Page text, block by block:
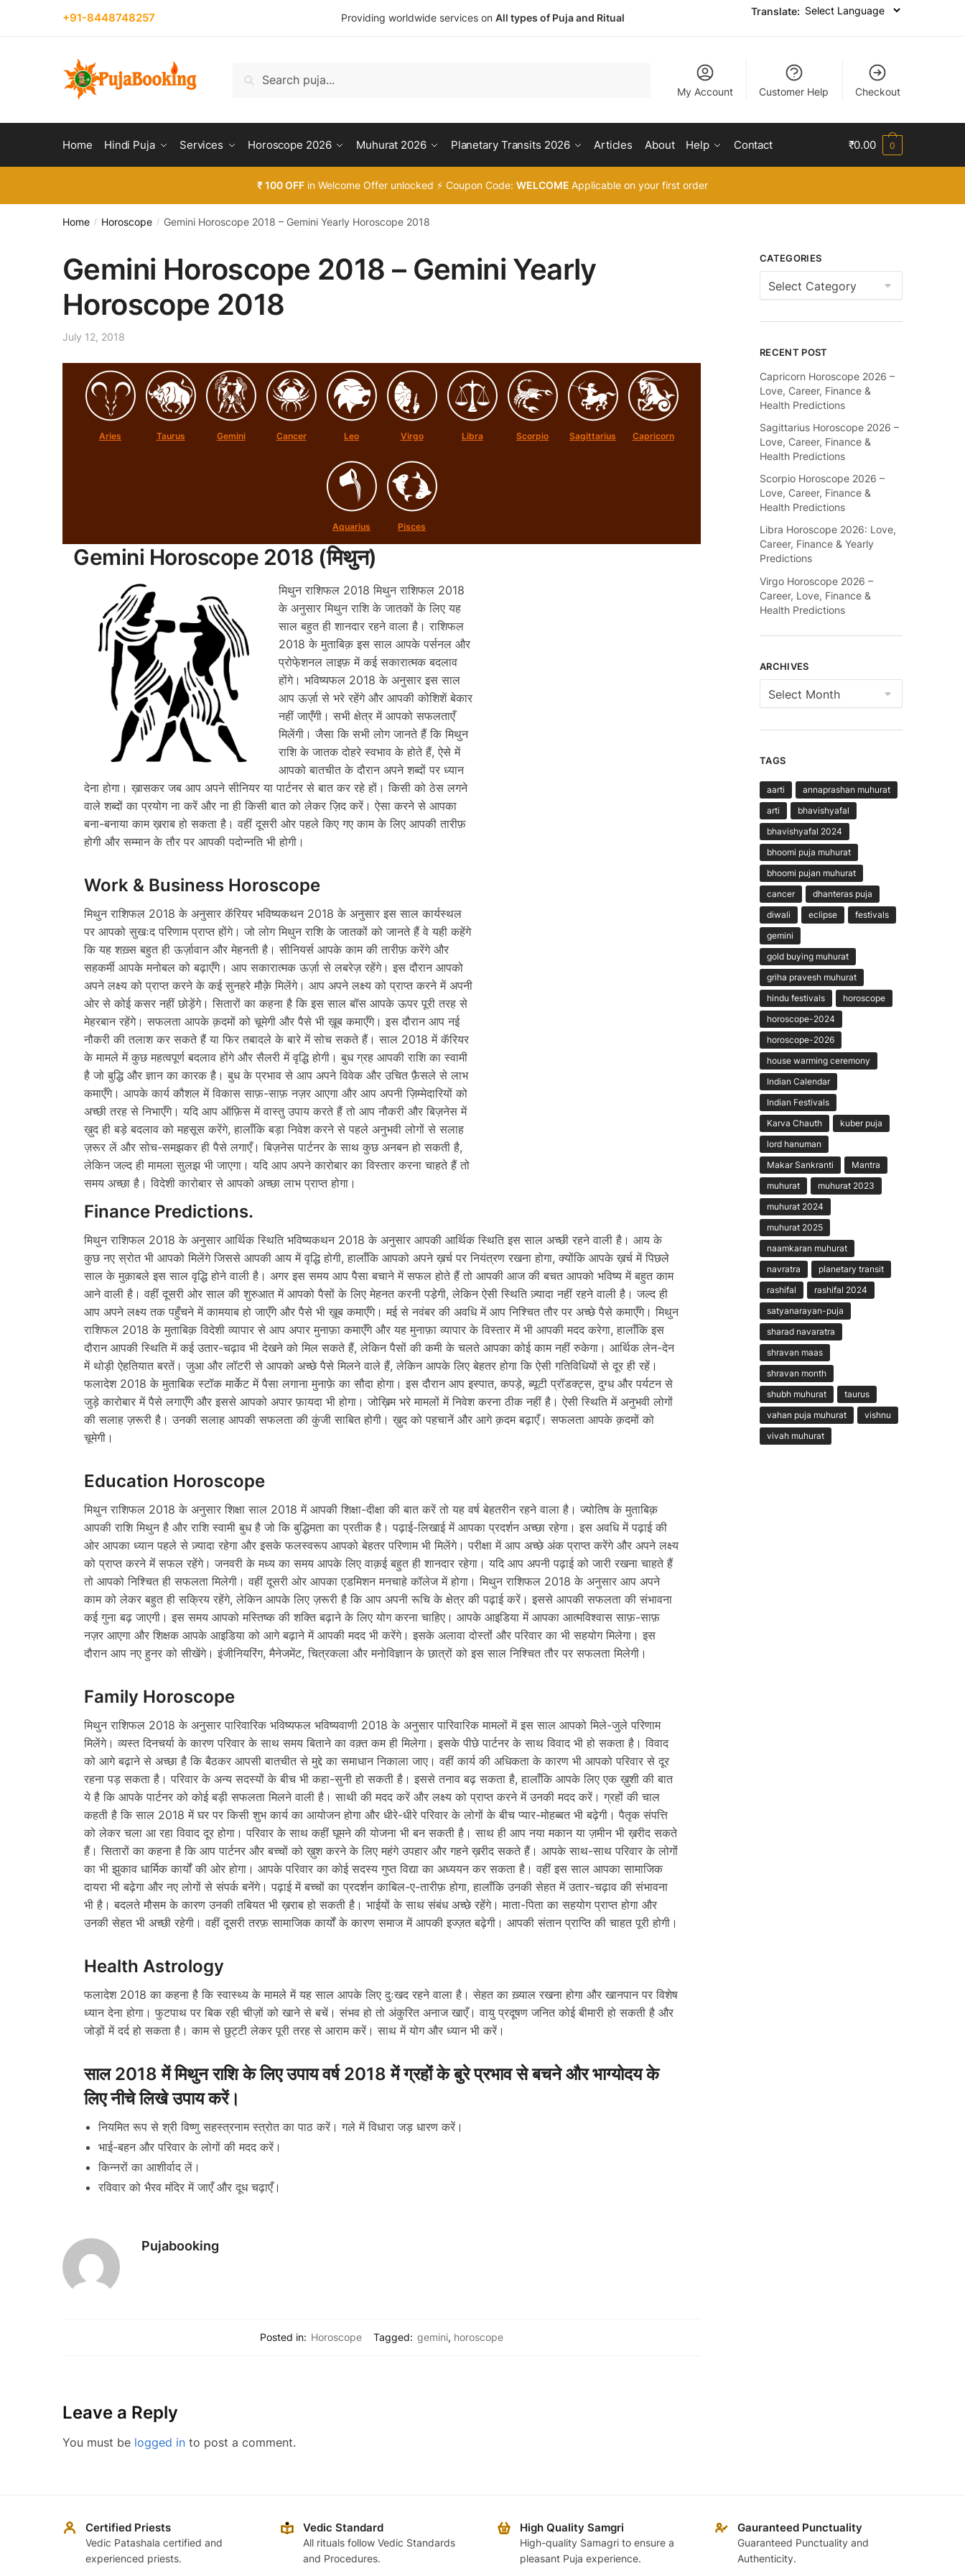
+91-8448748257 Providing worldwide services on All types of Puja and Ritual
Translate:
Search
My Account Customer Help Checkout
Home Hindi Puja Services Horoscope 2026 Muhurat 2026 Planetary Transits 2026 Articles About Help Contact ₹0.00 0
₹ 100 OFF in Welcome Offer unlocked ⚡ Coupon Code: WELCOME Applicable on your first order
Home / Horoscope / Gemini Horoscope 2018 – Gemini Yearly Horoscope 2018
Gemini Horoscope 2018 – Gemini Yearly
Horoscope 2018
July 12, 2018
Aries Taurus Gemini Cancer Leo Virgo Libra Scorpio Sagittarius Capricorn
Aquarius Pisces
Gemini Horoscope 2018 (मिथुन)
मिथुन राशिफल 2018 मिथुन राशिफल 2018
के अनुसार मिथुन राशि के जातकों के लिए यह
साल बहुत ही शानदार रहने वाला है। राशिफल
2018 के मुताबिक़ इस साल आपके पर्सनल और
प्रोफे़शनल लाइफ़ में कई सकारात्मक बदलाव
होंगे। भविष्यफल 2018 के अनुसार इस साल
आप ऊर्ज़ा से भरे रहेंगे और आपकी कोशिशें बेकार
नहीं जाएँगी। सभी क्षेत्र में आपको सफलताएँ
मिलेंगी। जैसा कि सभी लोग जानते हैं कि मिथुन
राशि के जातक दोहरे स्वभाव के होते हैं, ऐसे में
आपको बातचीत के दौरान अपने शब्दों पर ध्यान
देना होगा। ख़ासकर जब आप अपने सीनियर या पार्टनर से बात कर रहे हों। किसी को ठेस लगने
वाले शब्दों का प्रयोग ना करें और ना ही किसी बात को लेकर ज़िद करें। ऐसा करने से आपका
बना-बनाया काम ख़राब हो सकता है। वहीं दूसरी ओर पहले किए गए काम के लिए आपकी तारीफ़
होगी और सम्मान के तौर पर आपकी पदोन्नति भी होगी।
Work & Business Horoscope
मिथुन राशिफल 2018 के अनुसार कॅरियर भविष्यकथन 2018 के अनुसार इस साल कार्यस्थल
पर आपको सुखःद परिणाम प्राप्त होंगे। जो लोग मिथुन राशि के जातकों को जानते हैं वे यही कहेंगे
कि यह शख़्स बहुत ही ऊर्ज़ावान और मेहनती है। सीनियर्स आपके काम की तारीफ़ करेंगे और
सहकर्मी आपके मनोबल को बढ़ाएँगे। आप सकारात्मक ऊर्ज़ा से लबरेज़ रहेंगे। इस दौरान आपको
अपने लक्ष्य को प्राप्त करने के कई सुनहरे मौक़े मिलेंगे। आप अपने लक्ष्य को प्राप्त करने में अपनी
ओर से कोई कसर नहीं छोड़ेंगे। सितारों का कहना है कि इस साल बॉस आपके ऊपर पूरी तरह से
मेहरबान रहेंगे। सफलता आपके क़दमों को चूमेगी और पैसे भी ख़ूब कमाएँगे। इस दौरान आप नई
नौकरी की तलाश कर सकते हैं या फिर तबादले के बारे में सोच सकते हैं। साल 2018 में कॅरियर
के मामले में कुछ महत्वपूर्ण बदलाव होंगे और सैलरी में वृद्धि होगी। बुध ग्रह आपकी राशि का स्वामी
है जो बुद्धि और ज्ञान का कारक है। बुध के प्रभाव से आप अपने विवेक और उचित फ़ैसले से लाभ
कमाएँगे। आपके कार्य कौशल में विकास साफ़-साफ़ नज़र आएगा और आप अपनी ज़िम्मेदारियों को
अच्छी तरह से निभाएँगे। यदि आप ऑफ़िस में वास्तु उपाय करते हैं तो आप नौकरी और बिज़नेस में
ख़ुद ही बड़े बदलाव को महसूस करेंगे, हालाँकि बड़ा निवेश करने से पहले अनुभवी लोगों से सलाह
ज़रूर लें और सोच-समझकर ही पैसे लगाएँ। बिज़नेस पार्टनर के साथ कुछ अनबन हो सकती है,
लेकिन जल्द ही मामला सुलझ भी जाएगा। यदि आप अपने कारोबार का विस्तार करना चाहते हैं तो
समय अच्छा है। विदेशी कारोबार से आपको अच्छा लाभ प्राप्त होगा।
Finance Predictions.
मिथुन राशिफल 2018 के अनुसार आर्थिक स्थिति भविष्यकथन 2018 के अनुसार आपकी आर्थिक स्थिति इस साल अच्छी रहने वाली है। आय के
कुछ नए स्रोत भी आपको मिलेंगे जिससे आपकी आय में वृद्धि होगी, हालाँकि आपको अपने ख़र्च पर नियंत्रण रखना होगा, क्योंकि आपके ख़र्च में पिछले
साल के मुक़ाबले इस साल वृद्धि होने वाली है। अगर इस समय आप पैसा बचाने में सफल होते हैं तो आपकी आज की बचत आपको भविष्य में बहुत काम
आने वाली है। वहीं दूसरी ओर साल की शुरुआत में आपको पैसों के लिए मेहनत करनी पडे़गी, लेकिन ऐसी स्थिति ज़्यादा नहीं रहने वाली है। जल्द ही
आप अपने लक्ष्य तक पहुँचने में कामयाब हो जाएँगे और पैसे भी ख़ूब कमाएँगे। मई से नवंबर की अवधि में आप निश्चित तौर पर अच्छे पैसे कमाएँगे। मिथुन
राशिफल 2018 के मुताबिक़ विदेशी व्यापार से आप अपार मुनाफ़ा कमाएँगे और यह मुनाफ़ा व्यापार के विस्तार में भी आपकी मदद करेगा, हालाँकि इस
दौरान आपकी स्थिति में कई उतार-चढ़ाव भी देखने को मिल सकते हैं, लेकिन पैसों की कमी के चलते आपका कोई काम नहीं रुकेगा। आर्थिक लेन-देन
में थोड़ी ऐहतियात बरतें। जुआ और लॉटरी से आपको अच्छे पैसे मिलने वाले हैं, लेकिन आपके लिए बेहतर होगा कि ऐसी गतिविधियों से दूर ही रहें।
फलादेश 2018 के मुताबिक स्टॉक मार्केट में पैसा लगाना मुनाफ़े का सौदा होगा। इस दौरान आप इस्पात, कपड़े, ब्यूटी प्रॉडक्ट्स, दुग्ध और पर्यटन से
जुड़े कारोबार में पैसे लगाएँगे और इससे आपको अपार फ़ायदा भी होगा। जोख़िम भरे मामलों में निवेश करना ठीक नहीं है। ऐसी स्थिति में अनुभवी लोगों
की सलाह ज़रूरी है। उनकी सलाह आपकी सफलता की कुंजी साबित होगी। ख़ुद को पहचानें और आगे क़दम बढ़ाएँ। सफलता आपके क़दमों को
चूमेगी।
Education Horoscope
मिथुन राशिफल 2018 के अनुसार शिक्षा साल 2018 में आपकी शिक्षा-दीक्षा की बात करें तो यह वर्ष बेहतरीन रहने वाला है। ज्योतिष के मुताबिक़
आपकी राशि मिथुन है और राशि स्वामी बुध है जो कि बुद्धिमता का प्रतीक है। पढ़ाई-लिखाई में आपका प्रदर्शन अच्छा रहेगा। इस अवधि में पढ़ाई की
ओर आपका ध्यान पहले से ज़्यादा रहेगा और इसके फलस्वरूप आपको बेहतर परिणाम भी मिलेंगे। परीक्षा में आप अच्छे अंक प्राप्त करेंगे और अपने लक्ष्य
को प्राप्त करने मेंं सफल रहेंगे। जनवरी के मध्य का समय आपके लिए वाक़ई बहुत ही शानदार रहेगा। यदि आप अपनी पढ़ाई को जारी रखना चाहते हैं
तो आपको निश्चित ही सफलता मिलेगी। वहीं दूसरी ओर आपका एडमिशन मनचाहे कॉलेज में होगा। मिथुन राशिफल 2018 के अनुसार आप अपने
काम को लेकर बहुत ही सक्रिय रहेंगे, लेकिन आपके लिए ज़रूरी है कि आप अपनी रूचि के क्षेत्र की पढ़ाई करें। इससे आपकी सफलता की संभावना
कई गुना बढ़ जाएगी। इस समय आपको मस्तिष्क की शक्ति बढ़ाने के लिए योग करना चाहिए। आपके आइडिया में आपका आत्मविश्वास साफ़-साफ़
नज़र आएगा और शिक्षक आपके आइडिया को आगे बढ़ाने में आपकी मदद भी करेंगे। इसके अलावा दोस्तोंं और परिवार का भी सहयोग मिलेगा। इस
दौरान आप नए हुनर को सीखेंगे। इंजीनियरिंग, मैनेजमेंट, चित्रकला और मनोविज्ञान के छात्रों को इस साल निश्चित तौर पर सफलता मिलेगी।
Family Horoscope
मिथुन राशिफल 2018 के अनुसार पारिवारिक भविष्यफल भविष्यवाणी 2018 के अनुसार पारिवारिक मामलों में इस साल आपको मिले-जुले परिणाम
मिलेंगे। व्यस्त दिनचर्या के कारण परिवार के साथ समय बिताने का वक़्त कम ही मिलेगा। इसके पीछे पार्टनर के साथ विवाद भी हो सकता है। विवाद
को आगे बढ़ाने से अच्छा है कि बैठकर आपसी बातचीत से मुद्दे का समाधान निकाला जाए। वहीं कार्य की अधिकता के कारण भी आपको परिवार से दूर
रहना पड़ सकता है। परिवार के अन्य सदस्यों के बीच भी कहा-सुनी हो सकती है। इससे तनाव बढ़ सकता है, हालाँकि आपके लिए एक ख़ुशी की बात
ये है कि आपके पार्टनर को कोई बड़ी सफलता मिलने वाली है। साथी की मदद करें और लक्ष्य को प्राप्त करने में उनकी मदद करें। ग्रहों की चाल
कहती है कि साल 2018 में घर पर किसी शुभ कार्य का आयोजन होगा और धीरे-धीरे परिवार के लोगों के बीच प्यार-मोहब्बत भी बढ़ेगी। पैतृक संपत्ति
को लेकर चला आ रहा विवाद दूर होगा। परिवार के साथ कहीं घूमने की योजना भी बन सकती है। साथ ही आप नया मकान या ज़मीन भी ख़रीद सकते
हैं। सितारों का कहना है कि आप पार्टनर और बच्चों को ख़ुश करने के लिए महंगे उपहार और गहने ख़रीद सकते हैं। आपके साथ-साथ परिवार के लोगोंं
का भी झुकाव धार्मिक कार्यों की ओर होगा। आपके परिवार का कोई सदस्य गुप्त विद्या का अध्ययन कर सकता है। वहीं इस साल आपका सामाजिक
दायरा भी बढ़ेगा और नए लोगों से संपर्क बनेंगे। पढ़ाई में बच्चों का प्रदर्शन काबिल-ए-तारीफ़ होगा, हालाँकि उनकी सेहत में उतार-चढ़ाव की संभावना
भी है। बदलते मौसम के कारण उनकी तबियत भी ख़राब हो सकती है। भाईयों के साथ संबंध अच्छे रहेंगे। माता-पिता का सहयोग प्राप्त होगा और
उनकी सेहत भी अच्छी रहेगी। वहीं दूसरी तरफ़ सामाजिक कार्यों के कारण समाज में आपकी इज्ज़त बढ़ेगी। आपकी संतान प्राप्ति की चाहत पूरी होगी।
Health Astrology
फलादेश 2018 का कहना है कि स्वास्थ्य के मामले में यह साल आपके लिए दुःखद रहने वाला है। सेहत का ख़्याल रखना होगा और खानपान पर विशेष
ध्यान देना होगा। फुटपाथ पर बिक रही चीज़ों को खाने से बचें। संभव हो तो अंकुरित अनाज खाएँ। वायु प्रदूषण जनित कोई बीमारी हो सकती है और
जोड़ों में दर्द हो सकता है। काम से छुट्टी लेकर पूरी तरह से आराम करें। साथ में योग और ध्यान भी करें।
साल 2018 में मिथुन राशि के लिए उपाय वर्ष 2018 में ग्रहोंं के बुरे प्रभाव से बचने और भाग्योदय के
लिए नीचे लिखे उपाय करें।
नियमित रूप से श्री विष्णु सहस्त्रनाम स्त्रोत का पाठ करें। गले में विधारा जड़ धारण करें।
भाई-बहन और परिवार के लोगों की मदद करें।
किन्नरों का आशीर्वाद लें।
रविवार को भैरव मंदिर में जाएँ और दूध चढ़ाएँ।
Pujabooking
Posted in: Horoscope Tagged: gemini, horoscope
Leave a Reply
You must be logged in to post a comment.
CATEGORIES
Categories
RECENT POST
Capricorn Horoscope 2026 –
Love, Career, Finance &
Health Predictions
Sagittarius Horoscope 2026 –
Love, Career, Finance &
Health Predictions
Scorpio Horoscope 2026 –
Love, Career, Finance &
Health Predictions
Libra Horoscope 2026: Love,
Career, Finance & Yearly
Predictions
Virgo Horoscope 2026 –
Career, Love, Finance &
Health Predictions
ARCHIVES
Archives
TAGS
aarti
annaprashan muhurat
arti
bhavishyafal
bhavishyafal 2024
bhoomi puja muhurat
bhoomi pujan muhurat
cancer
dhanteras puja
diwali
eclipse
festivals
gemini
gold buying muhurat
griha pravesh muhurat
hindu festivals
horoscope
horoscope-2024
horoscope-2026
house warming ceremony
Indian Calendar
Indian Festivals
Karva Chauth
kuber puja
lord hanuman
Makar Sankranti
Mantra
muhurat
muhurat 2023
muhurat 2024
muhurat 2025
naamkaran muhurat
navratra
planetary transit
rashifal
rashifal 2024
satyanarayan-puja
sharad navaratra
shravan maas
shravan month
shubh muhurat
taurus
vahan puja muhurat
vishnu
vivah muhurat
Certified Priests
Vedic Patashala certified and
experienced priests.
Vedic Standard
All rituals follow Vedic Standards
and Procedures.
High Quality Samgri
High-quality Samagri to ensure a
pleasant Puja experience.
Gauranteed Punctuality
Guaranteed Punctuality and
Authenticity.